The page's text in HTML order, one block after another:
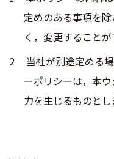
定めのある事項を
く，変更することが
当社が別途定める
ーポリシーは，本
力を生じるものとし